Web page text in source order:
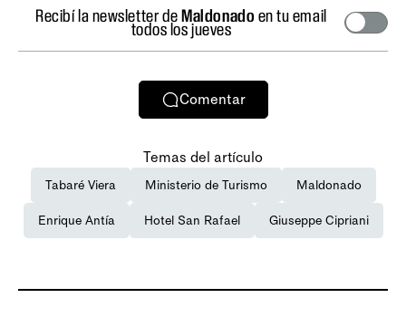
Recibí la newsletter deMaldonado en tu email
todos los jueves
Comentar
Temas del artículo
Tabaré Viera Ministerio de Turismo Maldonado
Enrique Antía Hotel San Rafael Giuseppe Cipriani